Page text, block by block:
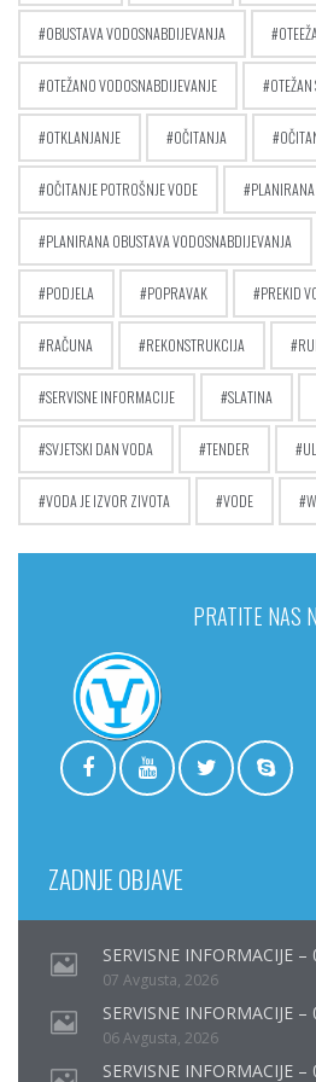
OBUSTAVA VODOSNABDIJEVANJA
OTEŽANO VODOSNABDIJEVANJE
OTKLANJANJE OČITANJA
OČITANJE POTROŠNJE VODE
PLANIRANA OBUSTAVA VODOSNABDIJEVANJA
PODJELA POPRAVAK PREKID
RAČUNA REKONSTRUKCIJA
SERVISNE INFORMACIJE SLATINA
SVJETSKI DAN VODA TENDER
VODA JE IZVOR ZIVOTA VODE
PRATITE NAS
ZADNJE OBJAVE
SERVISNE INFORMACIJE
07 Avgusta, 2026
SERVISNE INFORMACIJE
06 Avgusta, 2026
SERVISNE INFORMACIJE